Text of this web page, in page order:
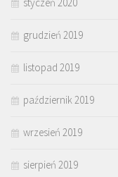
grudzień 2019
listopad 2019
październik 2019
wrzesień 2019
sierpień 2019